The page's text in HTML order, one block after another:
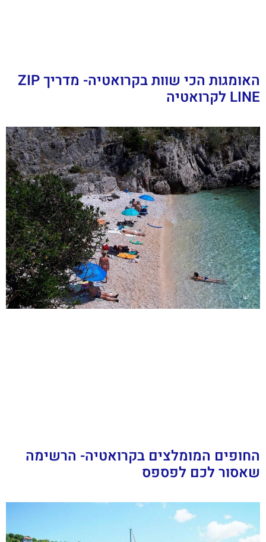
האומגות הכי שוות בקרואטיה- מדריך ZIP
LINE לקרואטיה
החופים המומלצים בקרואטיה- הרשימה
שאסור לכם לפספס